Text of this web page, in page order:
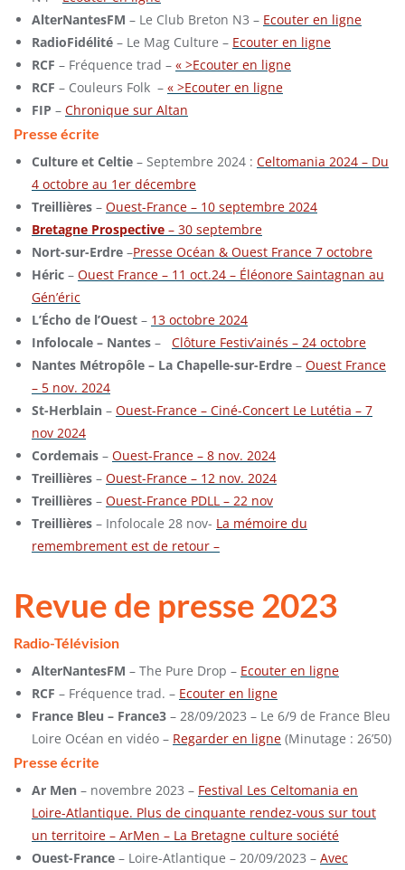
AlterNantesFM – Le Club Breton N3 – Ecouter en ligne
RadioFidélité – Le Mag Culture – Ecouter en ligne
RCF – Fréquence trad – « >Ecouter en ligne
RCF – Couleurs Folk – « >Ecouter en ligne
FIP – Chronique sur Altan
Presse écrite
Culture et Celtie – Septembre 2024 : Celtomania 2024 – Du
4 octobre au 1er décembre
Treillières – Ouest-France – 10 septembre 2024
Bretagne Prospective – 30 septembre
Nort-sur-Erdre –Presse Océan & Ouest France 7 octobre
Héric – Ouest France – 11 oct.24 – Éléonore Saintagnan au
Gén’éric
L’Écho de l’Ouest – 13 octobre 2024
Infolocale – Nantes – Clôture Festiv’ainés – 24 octobre
Nantes Métropôle – La Chapelle-sur-Erdre – Ouest France
– 5 nov. 2024
St-Herblain – Ouest-France – Ciné-Concert Le Lutétia – 7
nov 2024
Cordemais – Ouest-France – 8 nov. 2024
Treillières – Ouest-France – 12 nov. 2024
Treillières – Ouest-France PDLL – 22 nov
Treillières – Infolocale 28 nov- La mémoire du
remembrement est de retour –
Revue de presse 2023
Radio-Télévision
AlterNantesFM – The Pure Drop – Ecouter en ligne
RCF – Fréquence trad. – Ecouter en ligne
France Bleu – France3 – 28/09/2023 – Le 6/9 de France Bleu
Loire Océan en vidéo – Regarder en ligne (Minutage : 26’50)
Presse écrite
Ar Men – novembre 2023 – Festival Les Celtomania en
Loire-Atlantique. Plus de cinquante rendez-vous sur tout
un territoire – ArMen – La Bretagne culture société
Ouest-France – Loire-Atlantique – 20/09/2023 – Avec